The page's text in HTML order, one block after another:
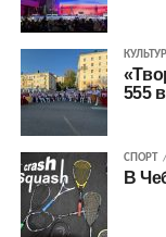
555
СПОРТ
В